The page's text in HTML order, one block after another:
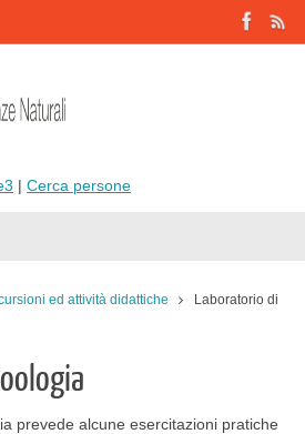
Cerca persone
ed attività didattiche
Laboratorio di
prevede alcune esercitazioni pratiche